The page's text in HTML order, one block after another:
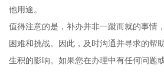
他用途。
值得注意的是，补办并非一蹴而就的事情
困难和挑战。因此，及时沟通并寻求的帮
生积的影响。如果您在办理中有任何问题